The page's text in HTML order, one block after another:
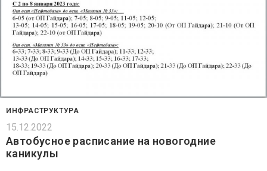
ИНФРАСТРУКТУРА
15.12.2022
Автобусное расписание на новогодние
каникулы